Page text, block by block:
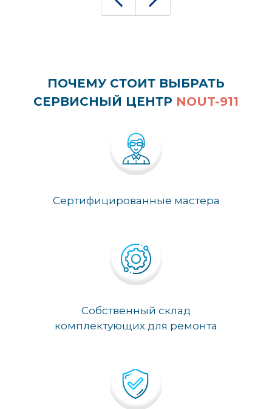
ПОЧЕМУ СТОИТ ВЫБРАТЬ
СЕРВИСНЫЙ ЦЕНТР NOUT-911
Сертифицированные мастера
Собственный склад
комплектующих для ремонта